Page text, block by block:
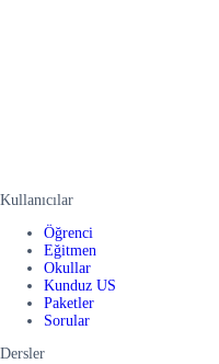
Kullanıcılar
Öğrenci
Eğitmen
Okullar
Kunduz US
Paketler
Sorular
Dersler